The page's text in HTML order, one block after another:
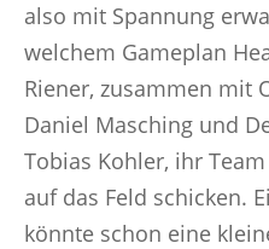
also mit Spannung
welchem Gameplan
Riener, zusammen mit
Daniel Masching und
Tobias Kohler, ihr
auf das Feld schicken.
könnte schon eine